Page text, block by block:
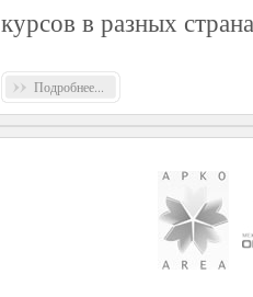
курсов в разных
Подробнее...